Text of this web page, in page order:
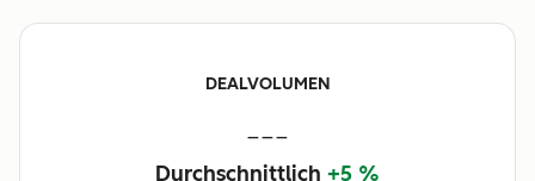
DEALVOLUMEN
---
Durchschnittlich +5 %